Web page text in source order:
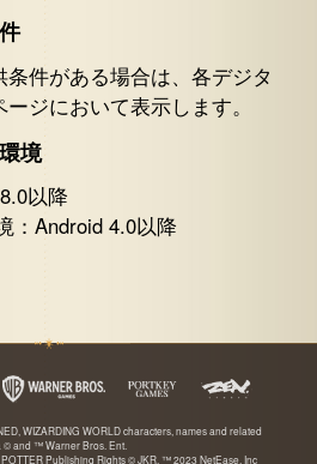
件がある場合は、各デジタ
ジにおいて表示します。
境
以降
：Android 4.0以降
WIZARDING WORLD characters, names and related
© and ™ Warner Bros. Ent.
Publishing Rights © JKR. ™ 2023 NetEase, Inc